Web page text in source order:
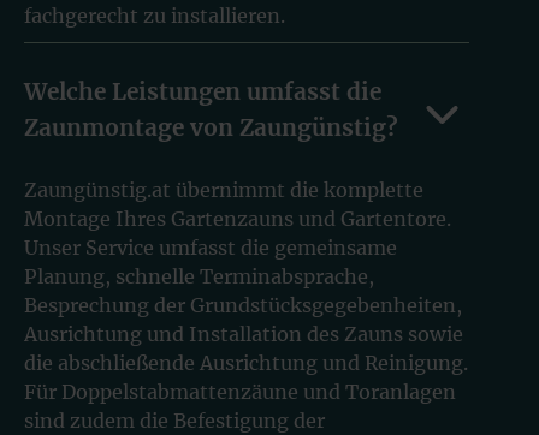
fachgerecht zu installieren.
Welche Leistungen umfasst die
Zaunmontage von Zaungünstig?
Zaungünstig.at übernimmt die komplette
Montage Ihres Gartenzauns und Gartentore.
Unser Service umfasst die gemeinsame
Planung, schnelle Terminabsprache,
Besprechung der Grundstücksgegebenheiten,
Ausrichtung und Installation des Zauns sowie
die abschließende Ausrichtung und Reinigung.
Für Doppelstabmattenzäune und Toranlagen
sind zudem die Befestigung der